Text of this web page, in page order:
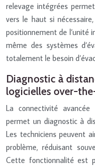
relevage intégrées
vers le haut si
positionnement de l’unité
même des systèmes
totalement le besoin
Diagnostic à
logicielles over-
La connectivité
permet un diagnostic à
Les techniciens peuvent
problème, réduisant
Cette fonctionnalité est